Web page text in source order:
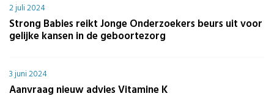
2 juli 2024
Strong Babies reikt Jonge Onderzoekers beurs uit voor
gelijke kansen in de geboortezorg
3 juni 2024
Aanvraag nieuw advies Vitamine K